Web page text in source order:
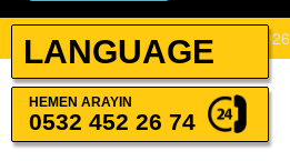
HEMEN ARAYIN
0532 452 26 74
LANGUAGE
By Company AKUSTİKSAN A.Ş. © 2026